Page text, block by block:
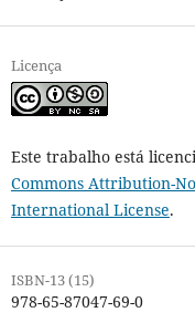
Licença
Este trabalho está
Commons Attribution-
International License.
ISBN-13 (15)
978-65-87047-69-0